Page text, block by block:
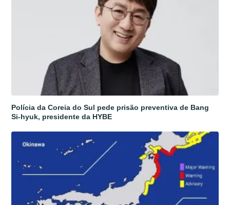
Polícia da Coreia do Sul pede prisão preventiva de Bang
Si-hyuk, presidente da HYBE